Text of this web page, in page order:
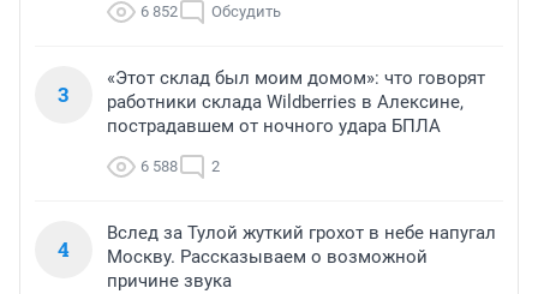
6 852 Обсудить
3
«Этот склад был моим домом»: что говорят
работники склада Wildberries в Алексине,
пострадавшем от ночного удара БПЛА
6 588 2
4
Вслед за Тулой жуткий грохот в небе напугал
Москву. Рассказываем о возможной
причине звука